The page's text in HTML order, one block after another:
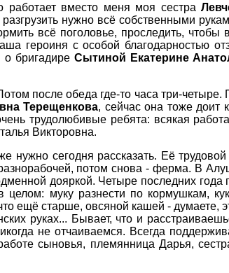
вместо меня моя сестра
нужно всё собственными
всё поголовье, проследить,
героиня с особой благодарностью
о бригадире Сытиной Екатерине
после обеда где-то часа три-
Терещенкова, сейчас она тоже доит
трудолюбивые ребята: всякая
Викторовна.
нужно сегодня рассказать. Её
потом снова - ферма. В
дояркой. Четыре последних года
муку разнести по кормушкам,
ещё старше, овсяной кашей -
руках... Бывает, что и
не отчаиваемся. Всегда
сыновья, племянница Дарья,